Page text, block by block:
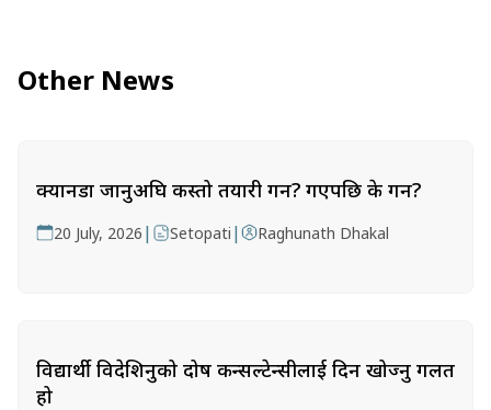
Other News
क्यानडा जानुअघि कस्तो तयारी गर्ने? गएपछि के गर्ने?
20 July, 2026 | Setopati | Raghunath Dhakal
विद्यार्थी विदेशिनुको दोष कन्सल्टेन्सीलाई दिन खोज्नु गलत
हो